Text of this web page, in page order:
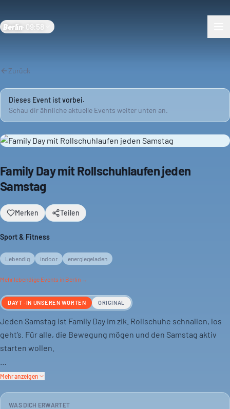
Berlin 09:58
Zurück
Dieses Event ist vorbei.
Schau dir ähnliche aktuelle Events weiter unten an.
Family Day mit Rollschuhlaufen jeden
Samstag
Merken Teilen
Sport & Fitness
Lebendig indoor energiegeladen
Mehr lebendige Events in Berlin →
DAYT · IN UNSEREN WORTEN ORIGINAL
Jeden Samstag ist Family Day im zik. Rollschuhe schnallen, los
geht’s. Für alle, die Bewegung mögen und den Samstag aktiv
starten wollen.
Das Event ist umsonst. Rollschuhe kannst du vor Ort leihen
Mehr anzeigen
WAS DICH ERWARTET